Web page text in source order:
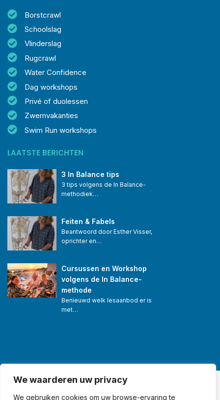
We waarderen uw privacy
We gebruiken cookies om uw browse-ervaring te
Borstcrawl
Schoolslag
Vlinderslag
Rugcrawl
Water Confidence
Dag workshops
Privé of duolessen
Zwemvakanties
Swim Run workshops
LAATSTE BERICHTEN
3 In Balance tips
3 tips volgens de In Balance-
methodiek…
Feiten & Fabels
Beantwoord door Esther Visser,
oprichter en…
Cursussen en Workshop
volgens de In Balance-
methode
Benieuwd welk lesaanbod er is
met…
© Swim in Balance® •